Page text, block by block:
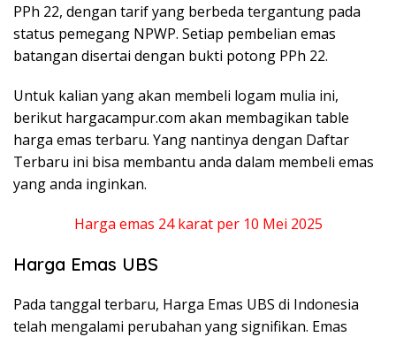
PPh 22, dengan tarif yang berbeda tergantung pada
status pemegang NPWP. Setiap pembelian emas
batangan disertai dengan bukti potong PPh 22.
Untuk kalian yang akan membeli logam mulia ini,
berikut hargacampur.com akan membagikan table
harga emas terbaru. Yang nantinya dengan Daftar
Terbaru ini bisa membantu anda dalam membeli emas
yang anda inginkan.
Harga emas 24 karat per 10 Mei 2025
Harga Emas UBS
Pada tanggal terbaru, Harga Emas UBS di Indonesia
telah mengalami perubahan yang signifikan. Emas